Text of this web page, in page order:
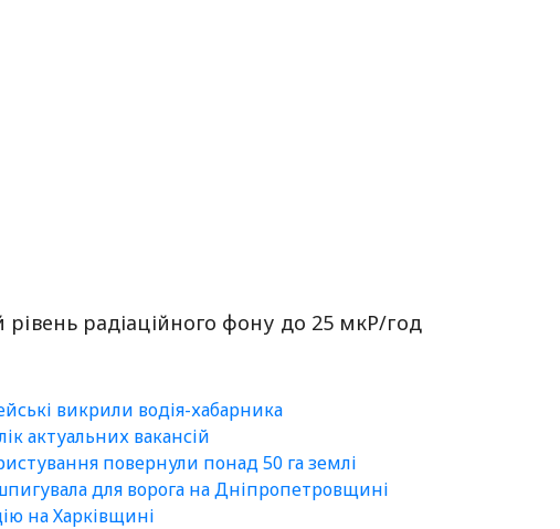
радіаційного фону до 25 мкР/год
викрили водія-хабарника
актуальних вакансій
повернули понад 50 га землі
для ворога на Дніпропетровщині
на Харківщині